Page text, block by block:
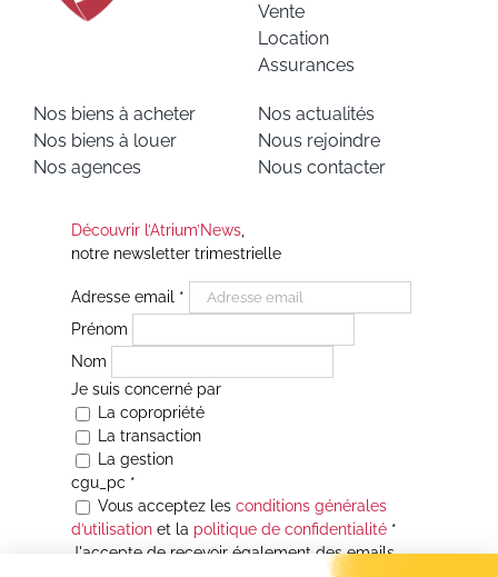
Vente
Location
Assurances
Nos biens à acheter
Nos biens à louer
Nos agences
Nos actualités
Nous rejoindre
Nous contacter
Découvrir l’Atrium’News,
notre newsletter trimestrielle
Adresse email *
Prénom
Nom
Je suis concerné par
La copropriété
La transaction
La gestion
cgu_pc *
Vous acceptez les conditions générales
d’utilisationet la politique de confidentialité*
J'accepte de recevoir également des emails